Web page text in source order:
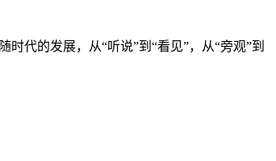
代的发展，从“听说”到“看见”，从“旁观”到